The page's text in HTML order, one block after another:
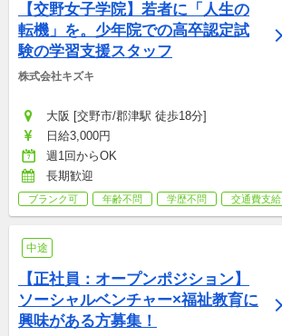
【交野女子学院】若者に「人生の
転機」を。少年院での高卒認定試
験の学習支援スタッフ
株式会社キズキ
大阪 [交野市/郡津駅 徒歩18分]
日給3,000円
週1回からOK
長期歓迎
ブランク可 年齢不問 学歴不問 交通費支給
中途
【正社員：オープンポジション】
ソーシャルベンチャー×福祉教育に
興味がある方募集！